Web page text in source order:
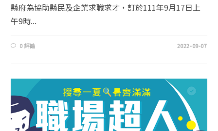
縣府為協助縣民及企業求職求才，訂於111年9月17日上
午9時...
0 評論 2022-09-07